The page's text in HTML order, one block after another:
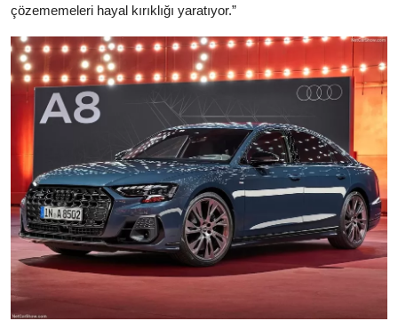
çözememeleri hayal kırıklığı yaratıyor.”